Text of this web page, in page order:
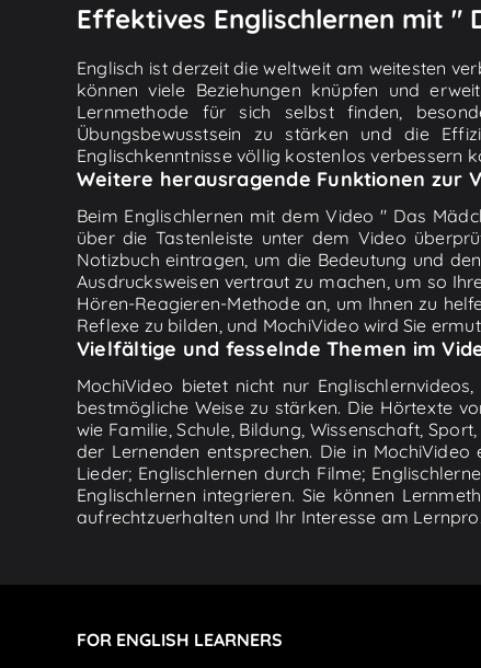
Effektives Englischlernen mit "
Englisch ist derzeit die weltweit am weitesten
können viele Beziehungen knüpfen und
Lernmethode für sich selbst finden,
Übungsbewusstsein zu stärken und die
Englischkenntnisse völlig kostenlos verbessern
Weitere herausragende Funktionen zur
Beim Englischlernen mit dem Video " Das
über die Tastenleiste unter dem Video
Notizbuch eintragen, um die Bedeutung und
Ausdrucksweisen vertraut zu machen, um so
Hören-Reagieren-Methode an, um Ihnen zu
Reflexe zu bilden, und MochiVideo wird Sie
Vielfältige und fesselnde Themen im
MochiVideo bietet nicht nur
bestmögliche Weise zu stärken. Die Hörtexte
wie Familie, Schule, Bildung, Wissenschaft,
der Lernenden entsprechen. Die in
Lieder; Englischlernen durch Filme;
Englischlernen integrieren. Sie können
aufrechtzuerhalten und Ihr Interesse am
FOR ENGLISH LEARNERS